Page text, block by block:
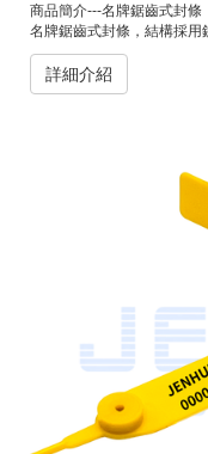
商品簡介---名牌鋸齒式封條
名牌鋸齒式封條，結構採用鋸齒式內卡設計，能有效防止封條被回收或重複使用。常用於
詳細介紹